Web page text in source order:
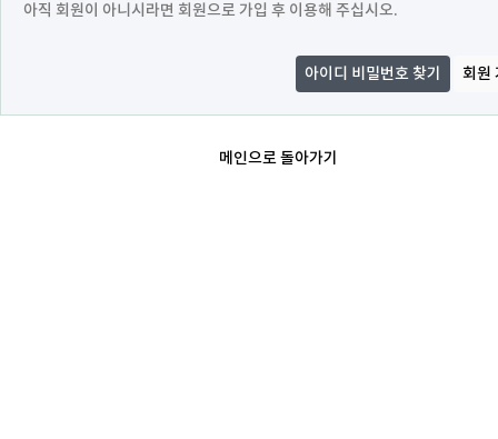
아직 회원이 아니시라면 회원으로 가입 후 이용해 주십시오.
아이디 비밀번호 찾기 회원
메인으로 돌아가기